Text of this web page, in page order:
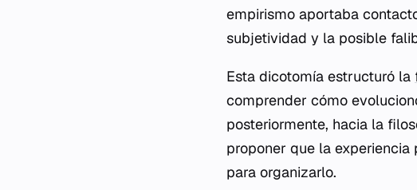
empirismo aportaba
subjetividad y la posible
Esta dicotomía estructuró la
comprender cómo
posteriormente, hacia la
proponer que la
para organizarlo.